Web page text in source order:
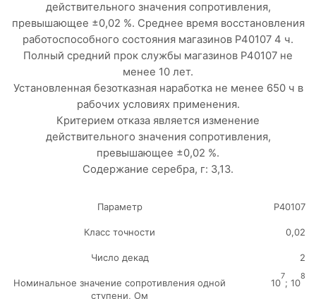
действительного значения сопротивления,
превышающее ±0,02 %. Среднее время восстановления
работоспособного состояния магазинов Р40107 4 ч.
Полный средний прок службы магазинов Р40107 не
менее 10 лет.
Установленная безотказная наработка не менее 650 ч в
рабочих условиях применения.
Критерием отказа является изменение
действительного значения сопротивления,
превышающее ±0,02 %.
Содержание серебра, г: 3,13.
Параметр Р40107
Класс точности 0,02
Число декад 2
Номинальное значение сопротив­ления одной
ступени, Ом
10
7
; 10
8